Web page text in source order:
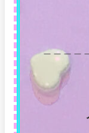
＿＿＿＿